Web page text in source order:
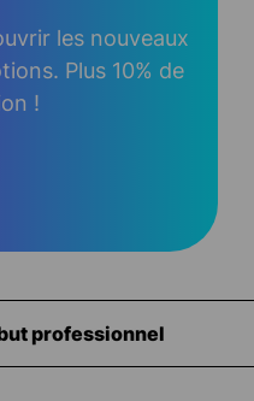
les nouveaux
Plus 10% de
!
les gardiens de but